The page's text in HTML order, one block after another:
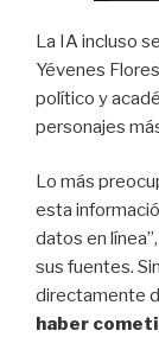
La IA incluso
Yévenes
político y
personajes
Lo más
esta
datos en
sus fuentes.
directamente
haber